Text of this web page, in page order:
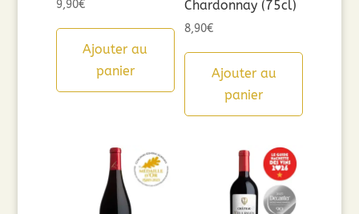
9,90€
Ajouter au
panier
Chardonnay (75cl)
8,90€
Ajouter au
panier